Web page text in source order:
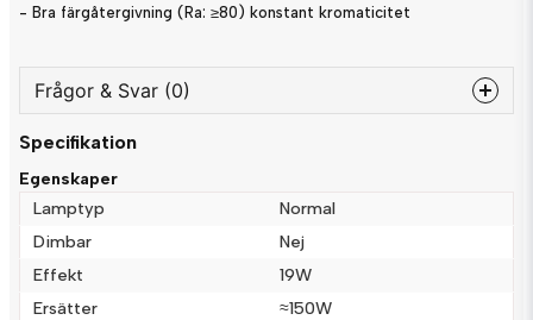
- Bra färgåtergivning (Ra: ≥80) konstant kromaticitet
Frågor & Svar (0)
question
nameNamn
Specifikation
Egenskaper
Lamptyp
Normal
Dimbar
Nej
Effekt
19W
Ersätter
≈150W